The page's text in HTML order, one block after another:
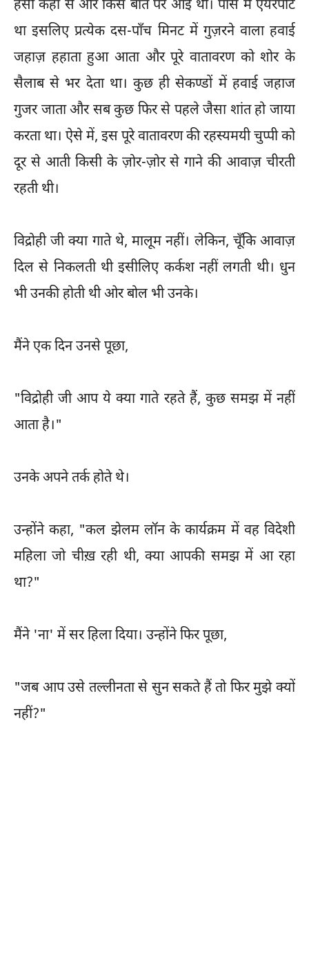
हँसी कहाँ से और किस बात पर आई थी। पास में एयरपोर्ट
था इसलिए प्रत्येक दस-पाँच मिनट में गुज़रने वाला हवाई
जहाज़ हहाता हुआ आता और पूरे वातावरण को शोर के
सैलाब से भर देता था। कुछ ही सेकण्डों में हवाई जहाज
गुजर जाता और सब कुछ फिर से पहले जैसा शांत हो जाया
करता था। ऐसे में, इस पूरे वातावरण की रहस्यमयी चुप्पी को
दूर से आती किसी के ज़ोर-ज़ोर से गाने की आवाज़ चीरती
रहती थी।
विद्रोही जी क्या गाते थे, मालूम नहीं। लेकिन, चूँकि आवाज़
दिल से निकलती थी इसीलिए कर्कश नहीं लगती थी। धुन
भी उनकी होती थी ओर बोल भी उनके।
मैंने एक दिन उनसे पूछा,
"विद्रोही जी आप ये क्या गाते रहते हैं, कुछ समझ में नहीं
आता है।"
उनके अपने तर्क होते थे।
उन्होंने कहा, "कल झेलम लॉन के कार्यक्रम में वह विदेशी
महिला जो चीख़ रही थी, क्या आपकी समझ में आ रहा
था?"
मैंने 'ना' में सर हिला दिया। उन्होंने फिर पूछा,
"जब आप उसे तल्लीनता से सुन सकते हैं तो फिर मुझे क्यों
नहीं?"